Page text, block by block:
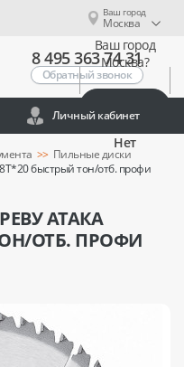
Ваш город
Москва
Ваш город
Москва?
Нет
8 495 363 74 31
Обратный звонок
Личный кабинет
Пильные диски
быстрый тон/отб. профи
АТАКА
ОТБ. ПРОФИ